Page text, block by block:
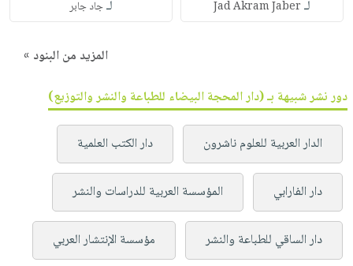
لـ Jad Akram Jaber لـجاد جابر
المزيد من البنود »
دور نشر شبيهة بـ (دار المحجة البيضاء للطباعة والنشر والتوزيع)
الدار العربية للعلوم ناشرون دار الكتب العلمية
دار الفارابي المؤسسة العربية للدراسات والنشر
دار الساقي للطباعة والنشر مؤسسة الإنتشار العربي